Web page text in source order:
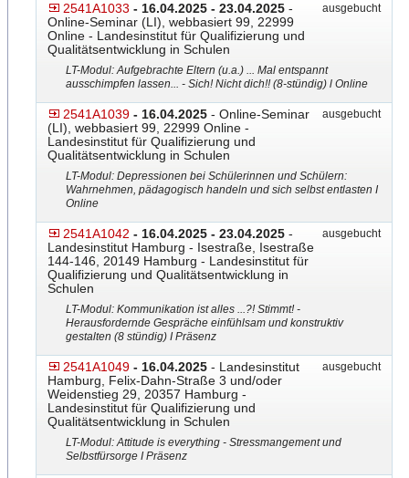
2541A1033 - 16.04.2025 - 23.04.2025 -
Online-Seminar (LI), webbasiert 99, 22999
Online - Landesinstitut für Qualifizierung und
Qualitätsentwicklung in Schulen
ausgebucht
LT-Modul: Aufgebrachte Eltern (u.a.) ... Mal entspannt
ausschimpfen lassen... - Sich! Nicht dich!! (8-stündig) l Online
2541A1039 - 16.04.2025 - Online-Seminar
(LI), webbasiert 99, 22999 Online -
Landesinstitut für Qualifizierung und
Qualitätsentwicklung in Schulen
ausgebucht
LT-Modul: Depressionen bei Schülerinnen und Schülern:
Wahrnehmen, pädagogisch handeln und sich selbst entlasten I
Online
2541A1042 - 16.04.2025 - 23.04.2025 -
Landesinstitut Hamburg - Isestraße, Isestraße
144-146, 20149 Hamburg - Landesinstitut für
Qualifizierung und Qualitätsentwicklung in
Schulen
ausgebucht
LT-Modul: Kommunikation ist alles ...?! Stimmt! -
Herausfordernde Gespräche einfühlsam und konstruktiv
gestalten (8 stündig) I Präsenz
2541A1049 - 16.04.2025 - Landesinstitut
Hamburg, Felix-Dahn-Straße 3 und/oder
Weidenstieg 29, 20357 Hamburg -
Landesinstitut für Qualifizierung und
Qualitätsentwicklung in Schulen
ausgebucht
LT-Modul: Attitude is everything - Stressmangement und
Selbstfürsorge I Präsenz